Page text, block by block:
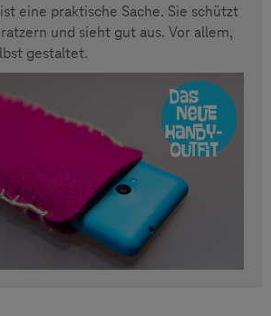
eine praktische Sache. Sie schützt
und sieht gut aus. Vor allem,
gestaltet.